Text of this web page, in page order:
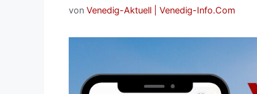
von Venedig-Aktuell | Venedig-Info.Com